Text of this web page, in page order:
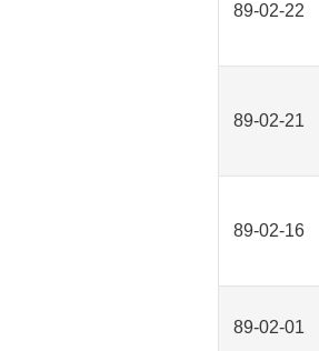
89-02-22
89-02-21
89-02-16
89-02-01